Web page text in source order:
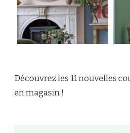
Découvrez les 11 nouvelles
en magasin !